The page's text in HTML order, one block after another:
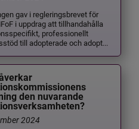
gav i regleringsbrevet för
i uppdrag att tillhandahålla
professionellt
till adopterade och adopt...
den nuvarande
2024